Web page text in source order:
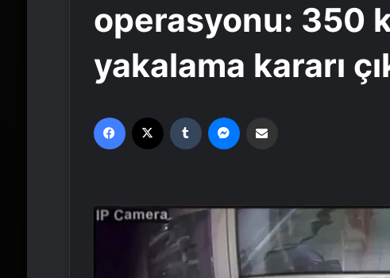
operasyonu: 350
yakalama kararı
Facebook Tumblr